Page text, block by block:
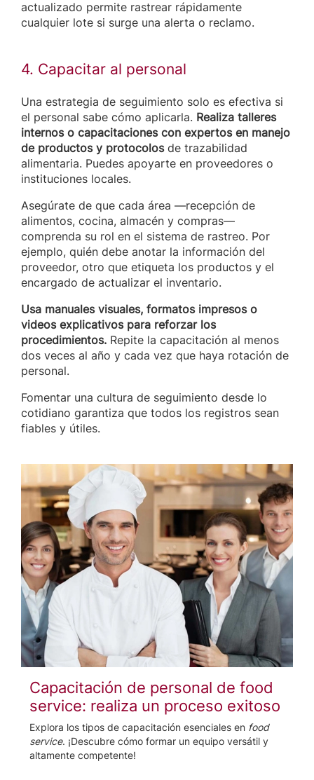
actualizado permite rastrear rápidamente
cualquier lote si surge una alerta o reclamo.
4. Capacitar al personal
Una estrategia de seguimiento solo es efectiva si
el personal sabe cómo aplicarla. Realiza talleres
internos o capacitaciones con expertos en manejo
de productos y protocolosde trazabilidad
alimentaria. Puedes apoyarte en proveedores o
instituciones locales.
Asegúrate de que cada área —recepción de
alimentos, cocina, almacén y compras—
comprenda su rol en el sistema de rastreo. Por
ejemplo, quién debe anotar la información del
proveedor, otro que etiqueta los productos y el
encargado de actualizar el inventario.
Usa manuales visuales, formatos impresos o
videos explicativos para reforzar los
procedimientos. Repite la capacitación al menos
dos veces al año y cada vez que haya rotación de
personal.
Fomentar una cultura de seguimiento desde lo
cotidiano garantiza que todos los registros sean
fiables y útiles.
Capacitación de personal de food
service: realiza un proceso exitoso
Explora los tipos de capacitación esenciales en food
service. ¡Descubre cómo formar un equipo versátil y
altamente competente!